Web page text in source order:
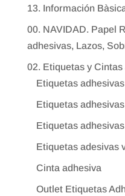
13. Información
00. NAVIDAD. Papel
adhesivas, Lazos,
02. Etiquetas y Cintas
Etiquetas
Etiquetas
Etiquetas
Etiquetas adesivas
Cinta adhesiva
Outlet Etiquetas